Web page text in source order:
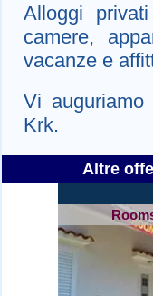
Alloggi
camere,
vacanze e
Vi auguriamo
Krk.
Altre